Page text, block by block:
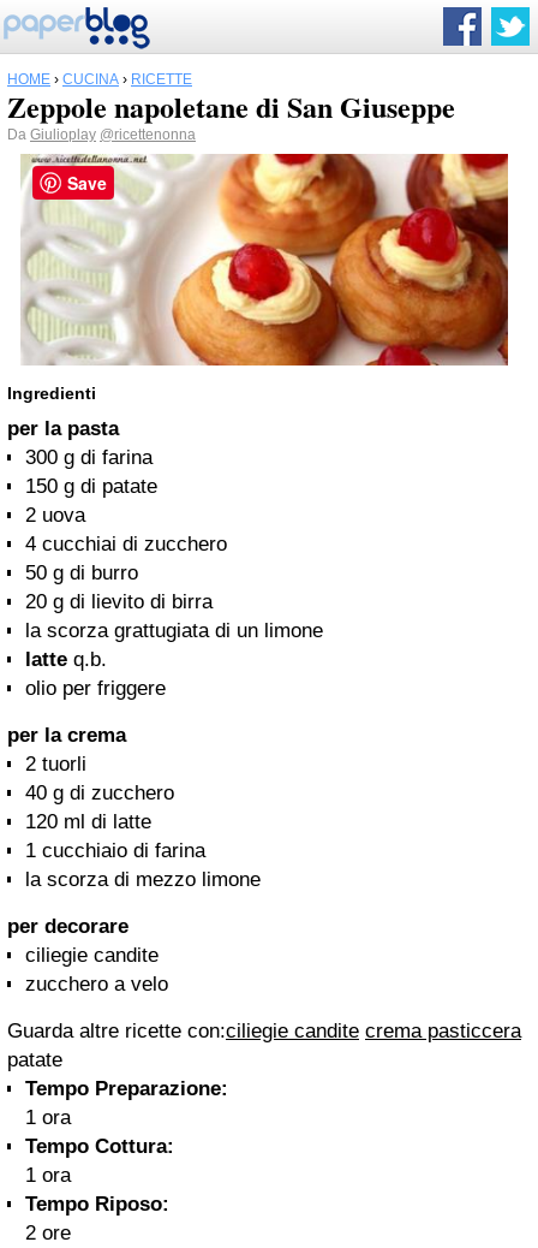
HOME › CUCINA › RICETTE
Zeppole napoletane di San Giuseppe
Da Giulioplay @ricettenonna
Ingredienti
per la pasta
300 g di farina
150 g di patate
2 uova
4 cucchiai di zucchero
50 g di burro
20 g di lievito di birra
la scorza grattugiata di un limone
latte q.b.
olio per friggere
per la crema
2 tuorli
40 g di zucchero
120 ml di latte
1 cucchiaio di farina
la scorza di mezzo limone
per decorare
ciliegie candite
zucchero a velo
Guarda altre ricette con:ciliegie candite crema pasticcera
patate
Tempo Preparazione:
1 ora
Tempo Cottura:
1 ora
Tempo Riposo:
2 ore
Save